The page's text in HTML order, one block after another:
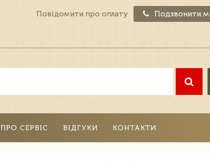
Повідомити про оплату Подзвонити
ПРО СЕРВІС ВІДГУКИ КОНТАКТИ